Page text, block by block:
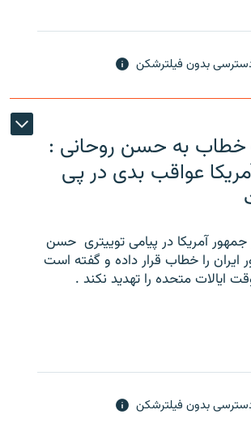
بدون فیلترشکن
خطاب به حسن روحانی :
عواقب بدی در پی
آمریکا در پیامی توییتری ‌ حسن
ایران را خطاب قرار داده و گفته است
ایالات متحده را تهدید نکند .
بدون فیلترشکن